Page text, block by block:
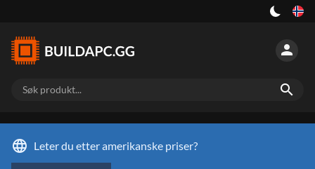
person
search
language Leter du etter amerikanske priser?